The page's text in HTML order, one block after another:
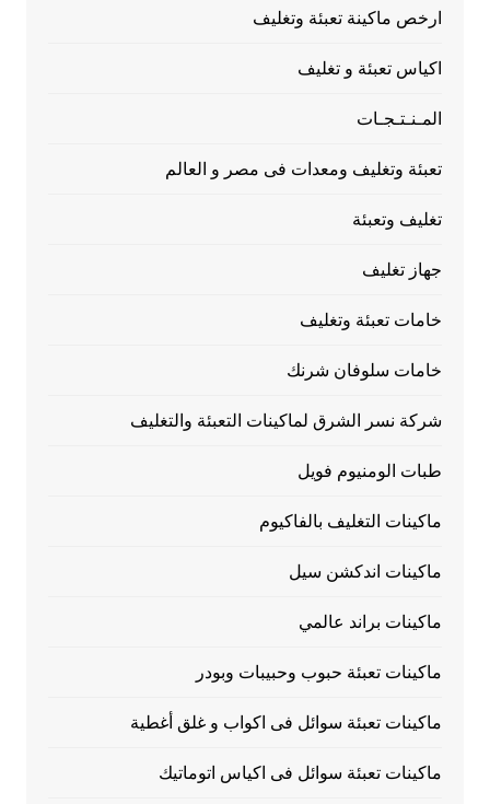
ارخص ماكينة تعبئة وتغليف
اكياس تعبئة و تغليف
المـنـتـجـات
تعبئة وتغليف ومعدات فى مصر و العالم
تغليف وتعبئة
جهاز تغليف
خامات تعبئة وتغليف
خامات سلوفان شرنك
شركة نسر الشرق لماكينات التعبئة والتغليف
طبات الومنيوم فويل
ماكينات التغليف بالفاكيوم
ماكينات اندكشن سيل
ماكينات براند عالمي
ماكينات تعبئة حبوب وحبيبات وبودر
ماكينات تعبئة سوائل فى اكواب و غلق أغطية
ماكينات تعبئة سوائل فى اكياس اتوماتيك